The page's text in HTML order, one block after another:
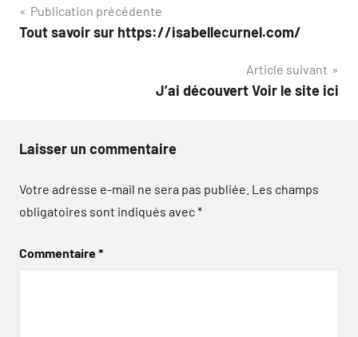
Navigation
de
Publication précédente
Tout savoir sur https://isabellecurnel.com/
Article suivant
J’ai découvert Voir le site ici
Laisser un commentaire
Votre adresse e-mail ne sera pas publiée. Les champs
obligatoires sont indiqués avec*
Commentaire*